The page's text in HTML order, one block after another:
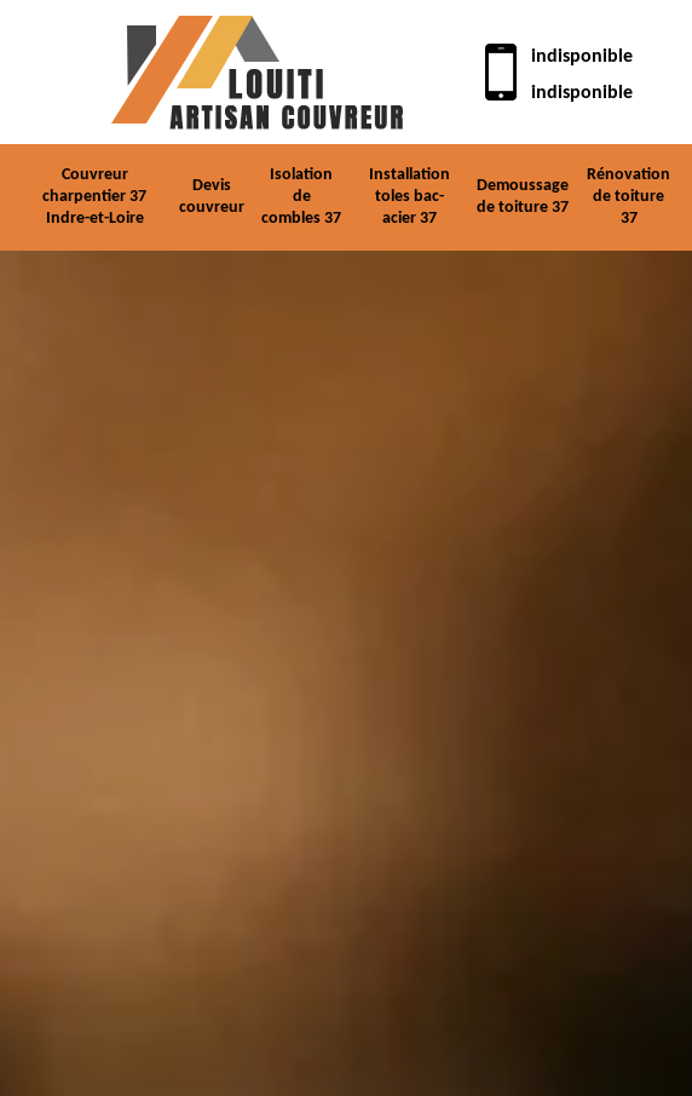
indisponible
indisponible
Couvreur
charpentier 37
Indre-et-Loire
Devis
couvreur
Isolation
de
combles 37
Installation
toles bac-
acier 37
Demoussage
de toiture 37
Rénovation
de toiture
37